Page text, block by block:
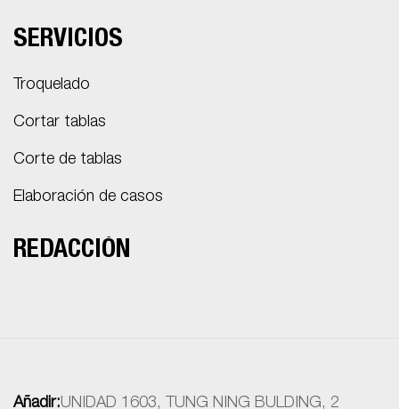
SERVICIOS
Troquelado
Cortar tablas
Corte de tablas
Elaboración de casos
REDACCIÓN
Añadir:UNIDAD 1603, TUNG NING BULDING, 2